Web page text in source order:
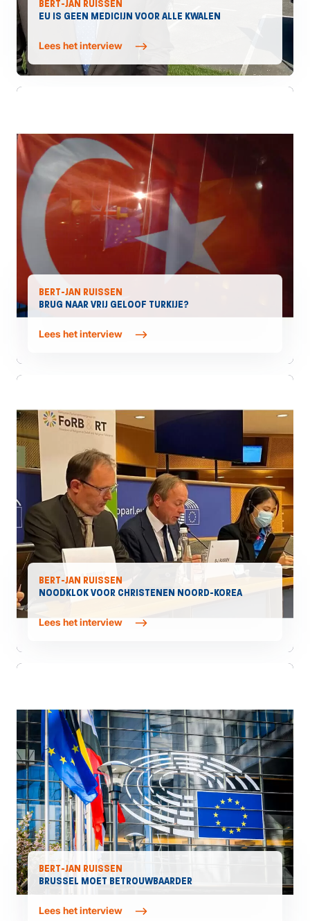
BERT-JAN RUISSEN
EU IS GEEN MEDICIJN VOOR ALLE KWALEN
Lees het interview
BERT-JAN RUISSEN
BRUG NAAR VRIJ GELOOF TURKIJE?
Lees het interview
BERT-JAN RUISSEN
NOODKLOK VOOR CHRISTENEN NOORD-KOREA
Lees het interview
BERT-JAN RUISSEN
BRUSSEL MOET BETROUWBAARDER
Lees het interview